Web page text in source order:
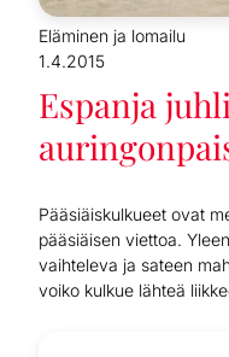
Eläminen ja lomailu
1.4.2015
Espanja
Pääsiäiskulkueet ovat
pääsiäisen viettoa.
vaihteleva ja sateen
voiko kulkue lähteä